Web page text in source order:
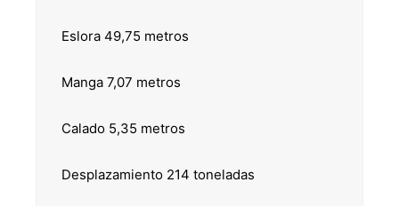
Eslora 49,75 metros
Manga 7,07 metros
Calado 5,35 metros
Desplazamiento 214 toneladas